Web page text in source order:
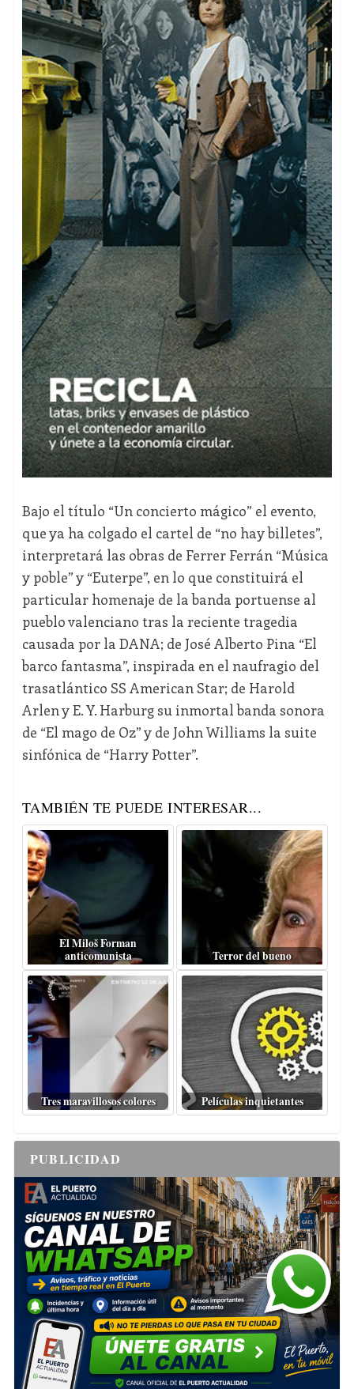
Bajo el título “Un concierto mágico” el evento,
que ya ha colgado el cartel de “no hay billetes”,
interpretará las obras de Ferrer Ferrán “Música
y poble” y “Euterpe”, en lo que constituirá el
particular homenaje de la banda portuense al
pueblo valenciano tras la reciente tragedia
causada por la DANA; de José Alberto Pina “El
barco fantasma”, inspirada en el naufragio del
trasatlántico SS American Star; de Harold
Arlen y E. Y. Harburg su inmortal banda sonora
de “El mago de Oz” y de John Williams la suite
sinfónica de “Harry Potter”.
TAMBIÉN TE PUEDE INTERESAR...
El Miloš Forman
anticomunista
Terror del bueno
Tres maravillosos colores Películas inquietantes
PUBLICIDAD